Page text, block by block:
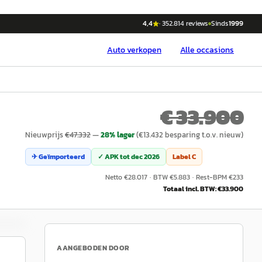
4,4 ·352.814reviews Sinds1999
Autoverkopen Alle occasions
€ 33.900
Nieuwprijs€47.332—28% lager(€13.432 besparing t.o.v. nieuw)
✈ Geïmporteerd ✓ APK totdec 2026 LabelC
Netto €28.017 · BTW €5.883 · Rest-BPM €233
Totaal incl. BTW: €33.900
AANGEBODEN DOOR